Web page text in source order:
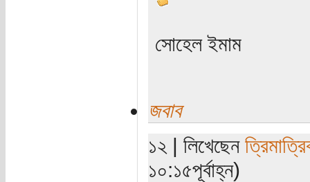
সোহেল ইমাম
জবাব
১২ | লিখেছেন
১০:১৫পূর্বাহ্ন)